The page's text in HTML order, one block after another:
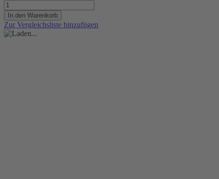
In den Warenkorb
Zur Vergleichsliste hinzufügen